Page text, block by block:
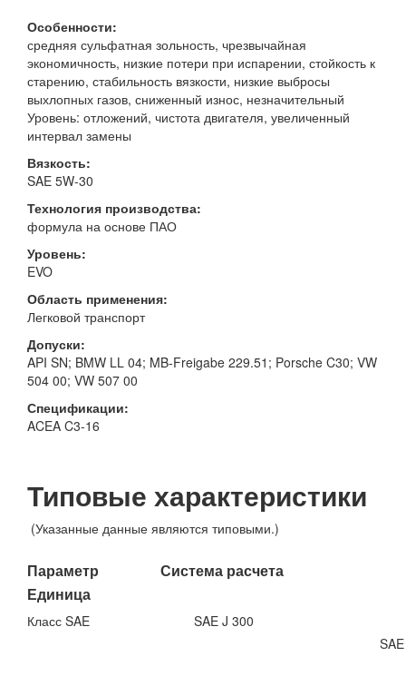
Особенности:
средняя сульфатная зольность, чрезвычайная
экономичность, низкие потери при испарении, стойкость к
старению, стабильность вязкости, низкие выбросы
выхлопных газов, сниженный износ, незначительный
Уровень: отложений, чистота двигателя, увеличенный
интервал замены
Вязкость:
SAE 5W-30
Технология производства:
формула на основе ПАО
Уровень:
EVO
Область применения:
Легковой транспорт
Допуски:
API SN; BMW LL 04; MB-Freigabe 229.51; Porsche C30; VW
504 00; VW 507 00
Спецификации:
ACEA C3-16
Типовые характеристики
(Указанные данные являются типовыми.)
Параметр Система расчета
Единица
Класс SAE
SAE J 300